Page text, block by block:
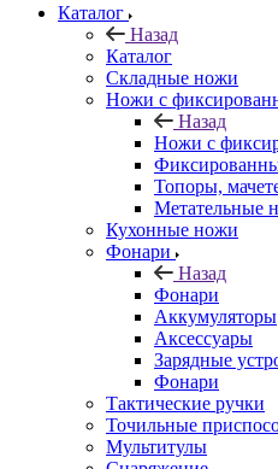
Каталог
Назад
Каталог
Складные ножи
Ножи с
Назад
Ножи с
Топоры,
Метательные
Кухонные ножи
Фонари
Назад
Фонари
Аккумуляторы
Аксессуары
Зарядные
Фонари
Тактические ручки
Точильные
Мультитулы